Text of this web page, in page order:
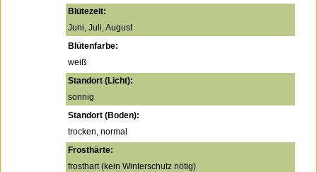
Blütezeit:
Juni, Juli, August
Blütenfarbe:
weiß
Standort (Licht):
sonnig
Standort (Boden):
trocken, normal
Frosthärte:
frosthart (kein Winterschutz nötig)